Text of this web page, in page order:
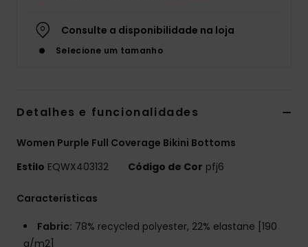
Consulte a disponibilidade na loja
Selecione um tamanho
Detalhes e funcionalidades
Women Purple Full Coverage Bikini Bottoms
Estilo EQWX403132 Código de Cor pfj6
Características
Fabric: 78% recycled polyester, 22% elastane [190
g/m2]